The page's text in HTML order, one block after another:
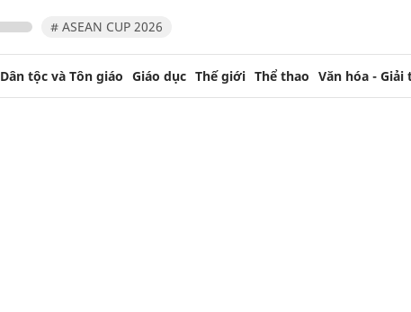
# ASEAN CUP 2026
Dân tộc và Tôn giáo Giáo dục Thế giới Thể thao Văn hóa - Giải